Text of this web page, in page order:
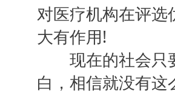
对医疗机构在评选
大有作用!
现在的社会只要
白，相信就没有